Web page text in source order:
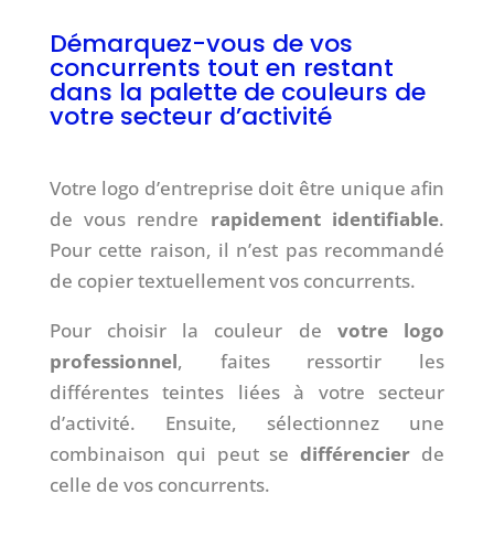
Démarquez-vous de vos
concurrents tout en restant
dans la palette de couleurs de
votre secteur d’activité
Votre logo d’entreprise doit être unique afin
de vous rendre rapidement identifiable.
Pour cette raison, il n’est pas recommandé
de copier textuellement vos concurrents.
Pour choisir la couleur de votre logo
professionnel, faites ressortir les
différentes teintes liées à votre secteur
d’activité. Ensuite, sélectionnez une
combinaison qui peut sedifférencier de
celle de vos concurrents.